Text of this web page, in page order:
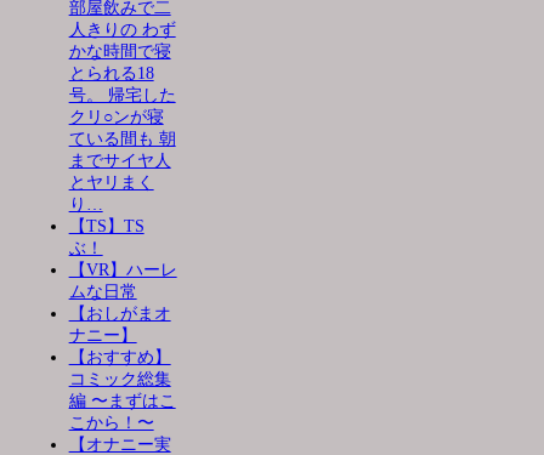
部屋飲みで二
人きりの わず
かな時間で寝
とられる18
号。 帰宅した
クリ○ンが寝
ている間も 朝
までサイヤ人
とヤリまく
り…
【TS】TS
ぶ！
【VR】ハーレ
ムな日常
【おしがまオ
ナニー】
【おすすめ】
コミック総集
編 〜まずはこ
こから！〜
【オナニー実